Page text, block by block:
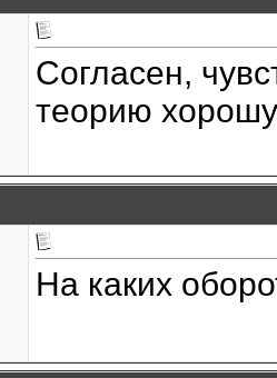
Согласен,
теорию
На каких